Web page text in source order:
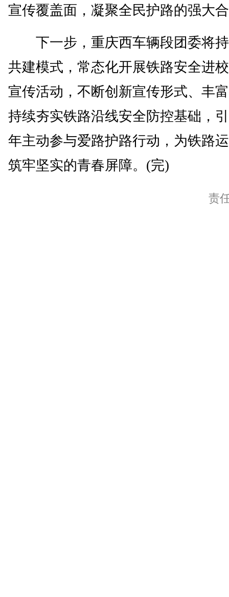
宣传覆盖面，凝聚全民护路的强大
下一步，重庆西车辆段团委将持
共建模式，常态化开展铁路安全进
宣传活动，不断创新宣传形式、丰
持续夯实铁路沿线安全防控基础，
年主动参与爱路护路行动，为铁路
筑牢坚实的青春屏障。(完)
责